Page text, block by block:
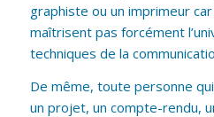
graphiste ou un imprimeur
maîtrisent pas forcément
techniques de la
De même, toute personne
un projet, un compte-rendu,